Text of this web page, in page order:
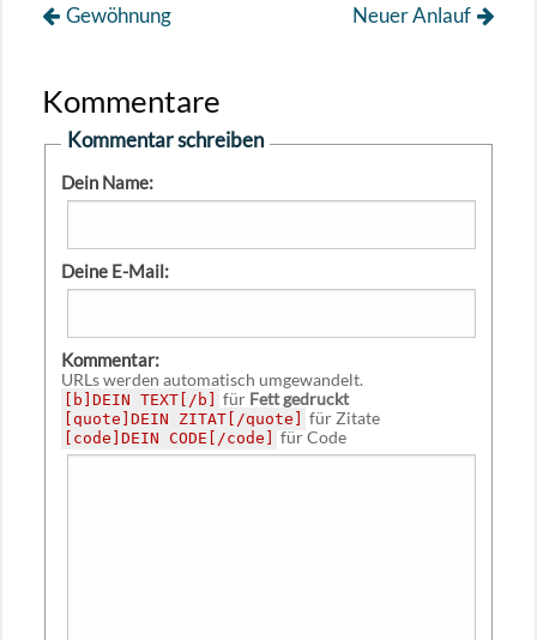
Neuer An­lauf
Ge­wöh­nung
Kommentare
Kommentar schreiben
Dein Name:
Deine E-Mail:
Kommentar:
URLs werden automatisch umgewandelt.
[b]DEIN TEXT[/b] für Fett gedruckt
[quote]DEIN ZITAT[/quote] für Zitate
[code]DEIN CODE[/code] für Code